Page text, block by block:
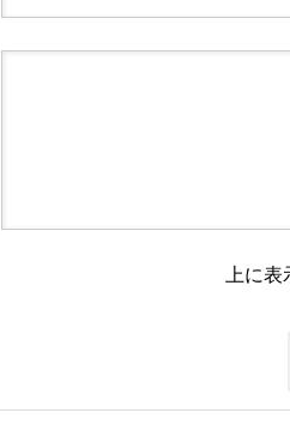
上に